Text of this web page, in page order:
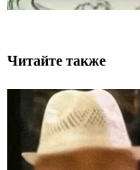
Читайте также